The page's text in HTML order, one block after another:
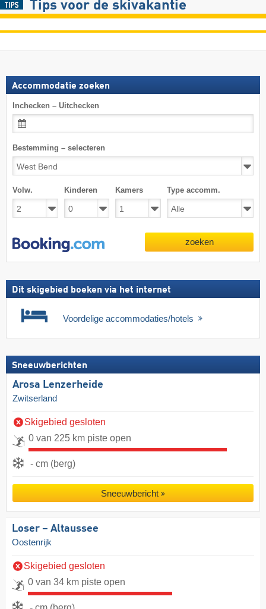
Tips voor de skivakantie
Accommodatie zoeken
Inchecken – Uitchecken
Bestemming – selecteren
Volw. Kinderen Kamers Type accomm.
zoeken
Dit skigebied boeken via het internet
Voordelige accommodaties/hotels
Sneeuwberichten
Arosa Lenzerheide
Zwitserland
Skigebied gesloten
0 van 225 km piste open
- cm (berg)
Sneeuwbericht
Loser – Altaussee
Oostenrijk
Skigebied gesloten
0 van 34 km piste open